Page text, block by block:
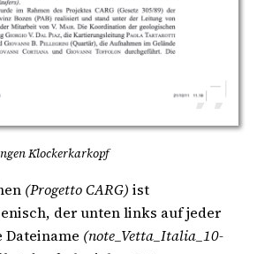
Klockerkarkopf
(Progetto CARG) ist
der unten links auf jeder
Dateiname (note_Vetta_Italia_10-